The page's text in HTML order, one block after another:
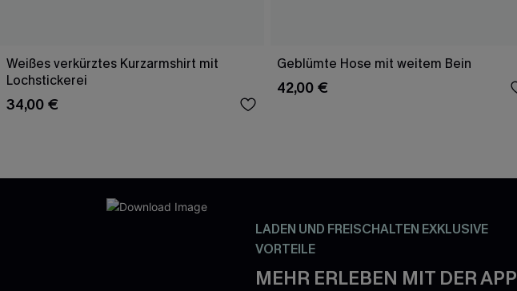
Weißes verkürztes Kurzarmshirt mit
Lochstickerei
34,00 €
Geblümte Hose mit weitem Bein
42,00 €
LADEN UND FREISCHALTEN EXKLUSIVE
VORTEILE
MEHR ERLEBEN MIT DER APP